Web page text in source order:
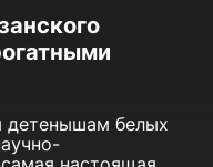
детенышам белых